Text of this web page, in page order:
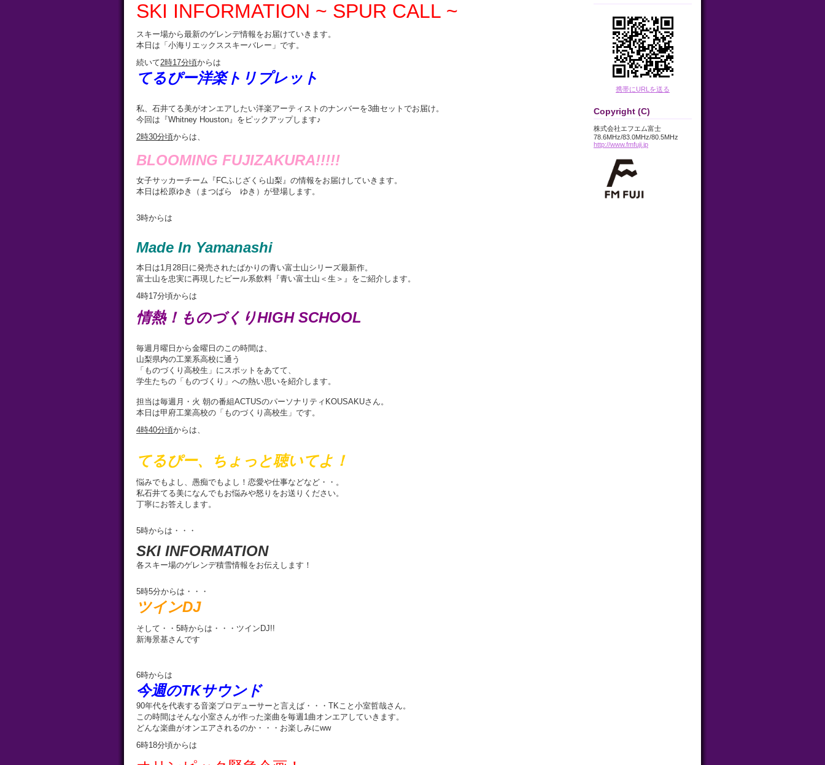
SKI INFORMATION ~ SPUR CALL ~
スキー場から最新のゲレンデ情報をお届けていきます。
本日は「小海リエックススキーバレー」です。
続いて2時17分頃からは
てるぴー洋楽トリプレット
私、石井てる美がオンエアしたい洋楽アーティストのナンバーを3曲セットでお届け。
今回は『Whitney Houston』をピックアップします♪
2時30分頃からは、
BLOOMING FUJIZAKURA!!!!!
女子サッカーチーム『FCふじざくら山梨』の情報をお届けしていきます。
本日は松原ゆき（まつばら ゆき）が登場します。
3時からは
Made In Yamanashi
本日は1月28日に発売されたばかりの青い富士山シリーズ最新作。
富士山を忠実に再現したビール系飲料『青い富士山＜生＞』をご紹介します。
4時17分頃からは
情熱！ものづくりHIGH SCHOOL
毎週月曜日から金曜日のこの時間は、
山梨県内の工業系高校に通う
「ものづくり高校生」にスポットをあてて、
学生たちの「ものづくり」への熱い思いを紹介します。
担当は毎週月・火 朝の番組ACTUSのパーソナリティKOUSAKUさん。
本日は甲府工業高校の「ものづくり高校生」です。
4時40分頃からは、
てるぴー、ちょっと聴いてよ！
悩みでもよし、愚痴でもよし！恋愛や仕事などなど・・。
私石井てる美になんでもお悩みや怒りをお送りください。
丁寧にお答えします。
5時からは・・・
SKI INFORMATION
各スキー場のゲレンデ積雪情報をお伝えします！
5時5分からは・・・
ツインDJ
そして・・5時からは・・・ツインDJ!!
新海景基さんです
6時からは
今週のTKサウンド
90年代を代表する音楽プロデューサーと言えば・・・TKこと小室哲哉さん。
この時間はそんな小室さんが作った楽曲を毎週1曲オンエアしていきます。
どんな楽曲がオンエアされるのか・・・お楽しみにww
6時18分頃からは
携帯にURLを送る
Copyright (C)
株式会社エフエム富士
78.6MHz/83.0MHz/80.5MHz
http://www.fmfuji.jp